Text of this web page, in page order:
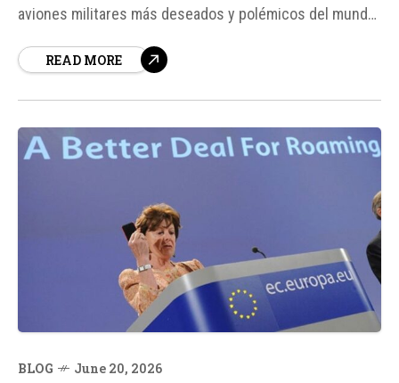
aviones militares más deseados y polémicos del mundo.
mantenimiento, sigue siendo muy solicitado por Estados
READ MORE
BLOG June 20, 2026